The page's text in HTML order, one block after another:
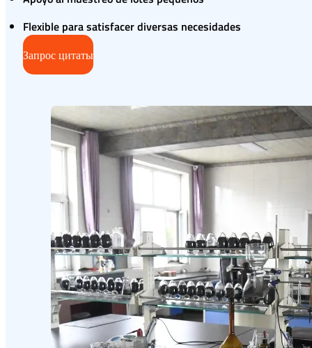
Flexible para satisfacer diversas necesidades
Запрос цитаты